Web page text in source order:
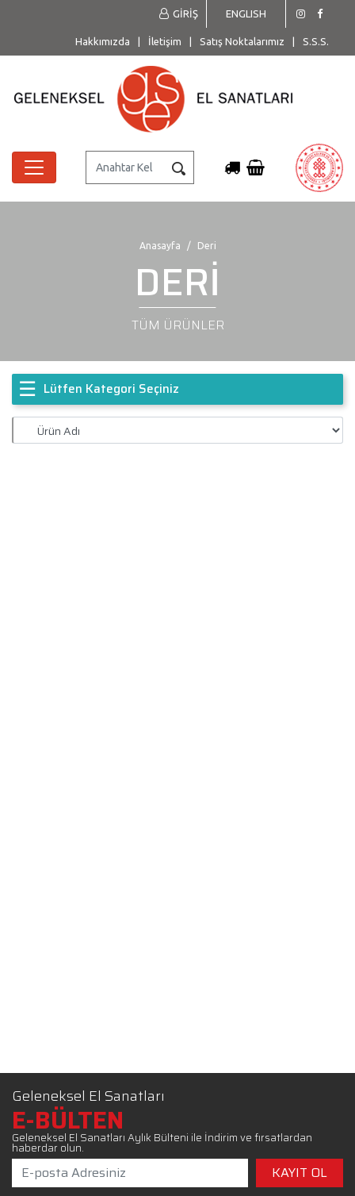
ENGLISH
GİRİŞ
Hakkımızda İletişim Satış Noktalarımız S.S.S.
Anasayfa Deri
DERİ
TÜM ÜRÜNLER
☰ Lütfen Kategori Seçiniz
Geleneksel El Sanatları
E-BÜLTEN
Geleneksel El Sanatları Aylık Bülteni ile İndirim ve fırsatlardan
haberdar olun.